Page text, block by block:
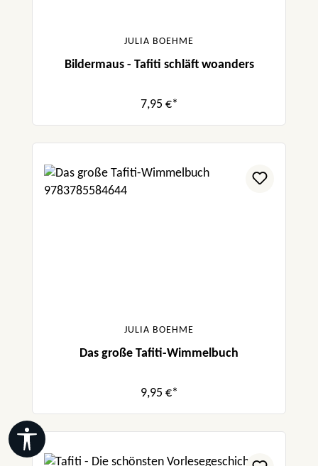
JULIA BOEHME
Bildermaus - Tafiti schläft woanders
7,95 €*
JULIA BOEHME
Das große Tafiti-Wimmelbuch
9,95 €*
Werkzeugleiste anzeigen